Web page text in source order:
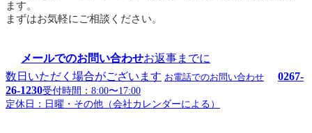
ます。
まずはお気軽にご相談ください。
メールでのお問い合わせお返事までに
数日いただく場合がございます お電話でのお問い合わせ
0267-
26-1230受付時間：8:00〜17:00
定休日：日曜・その他（会社カレンダーによる）